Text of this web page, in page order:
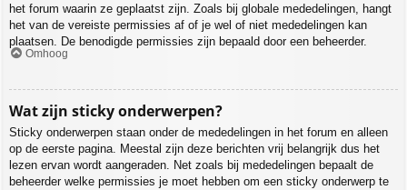
het forum waarin ze geplaatst zijn. Zoals bij globale mededelingen, hangt
het van de vereiste permissies af of je wel of niet mededelingen kan
plaatsen. De benodigde permissies zijn bepaald door een beheerder.
Omhoog
Wat zijn sticky onderwerpen?
Sticky onderwerpen staan onder de mededelingen in het forum en alleen
op de eerste pagina. Meestal zijn deze berichten vrij belangrijk dus het
lezen ervan wordt aangeraden. Net zoals bij mededelingen bepaalt de
beheerder welke permissies je moet hebben om een sticky onderwerp te